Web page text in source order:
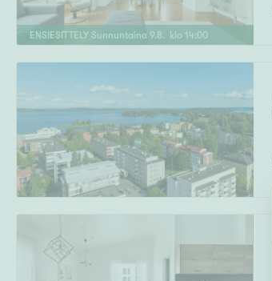
ENSIESITTELY Sunnuntaina 9.8 . klo 14:00